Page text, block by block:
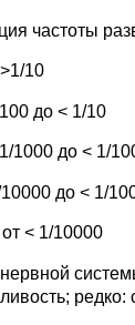
частоты
10
до < 1/10
1000 до < 1/
до < 1/
< 1/10000
редко: